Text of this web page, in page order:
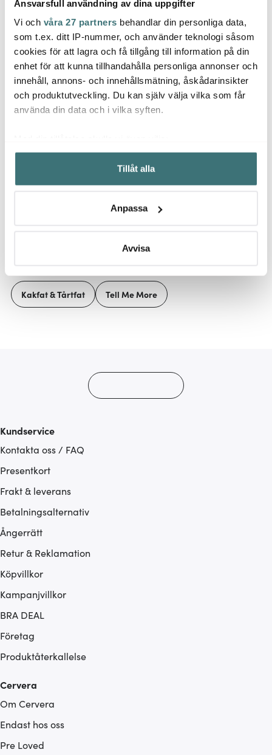
Ansvarsfull användning av dina uppgifter
Vi och våra 27 partners behandlar din personliga data,
som t.ex. ditt IP-nummer, och använder teknologi såsom
cookies för att lagra och få tillgång till information på din
enhet för att kunna tillhandahålla personliga annonser och
innehåll, annons- och innehållsmätning, åskådarinsikter
och produktutveckling. Du kan själv välja vilka som får
använda din data och i vilka syften.
Samla in information om din geografiska plats som
kan ha en noggrannhet på upp till flera meter
Identifiera din enhet genom att aktivt skanna den för
Ta reda på mer om hur dina personliga uppgifter
Du kan ändra eller dra tillbaka ditt samtycke när som
Vi använder cookies för att innehållet och annonserna
ska anpassas efter det som vi tror att du tycker om. Det
Tillåt alla
Anpassa
Avvisa
Tell Me More
Colette kuddfodral
linne 50x50 cm beige
ränder
339 kr 549 kr
Få i lager
Gastromax
Baking springform 2,2 L
24 cm kolstål
119 kr
I lager
Tell
Rivoli
Låt dig inspireras av våra kunder
Kakfat & Tårtfat Tell Me More
Kundservice
Kontakta oss / FAQ
Presentkort
Frakt & leverans
Betalningsalternativ
Ångerrätt
Retur & Reklamation
Köpvillkor
Kampanjvillkor
BRA DEAL
Företag
Produktåterkallelse
Cervera
Om Cervera
Endast hos oss
Pre Loved